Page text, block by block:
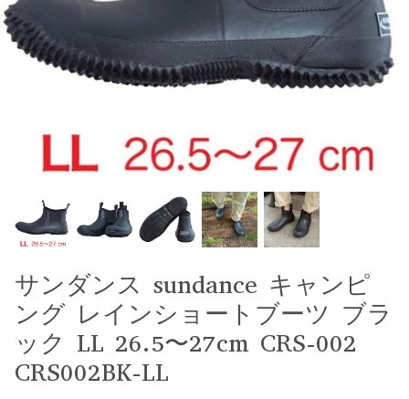
サンダンス sundance キャンピ
ング レインショートブーツ ブラ
ック LL 26.5〜27cm CRS-002
CRS002BK-LL